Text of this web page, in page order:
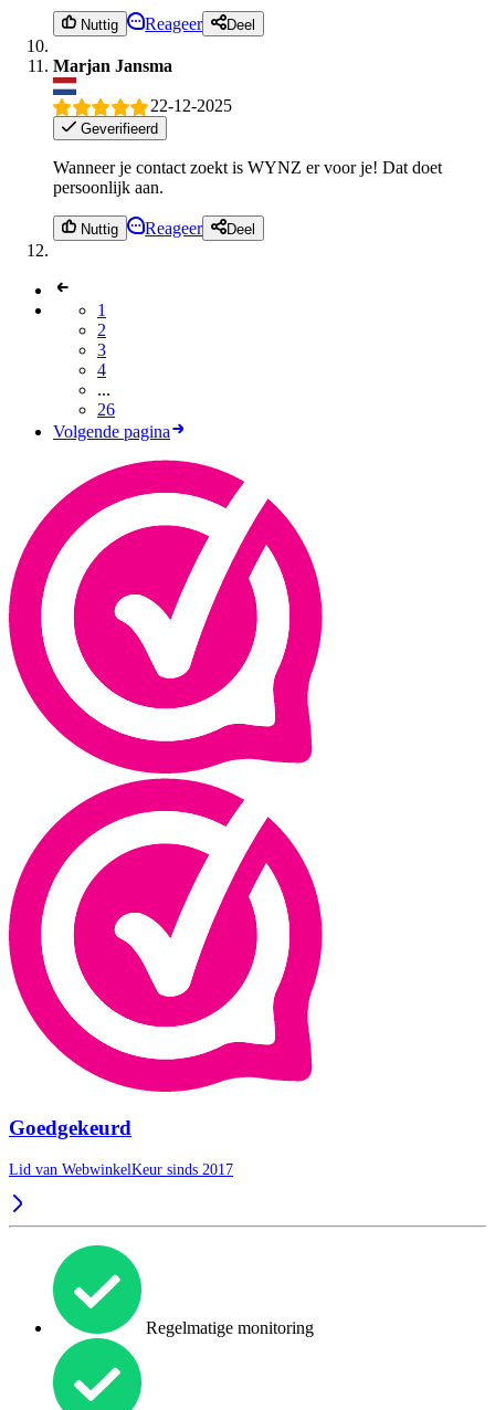
Nuttig Reageer Deel
Marjan Jansma
22-12-2025
Geverifieerd
Wanneer je contact zoekt is WYNZ er voor je! Dat doet
persoonlijk aan.
Nuttig Reageer Deel
1
2
3
4
...
26
Volgende pagina
Goedgekeurd
Lid van WebwinkelKeur sinds 2017
Regelmatige monitoring